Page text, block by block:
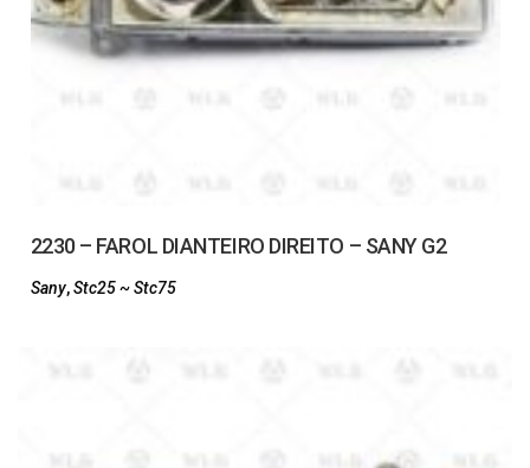
2230 – FAROL DIANTEIRO DIREITO – SANY G2
Sany,Stc25 ~ Stc75